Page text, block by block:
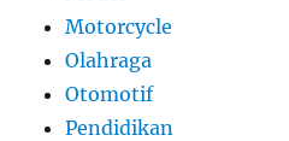
Motorcycle
Olahraga
Otomotif
Pendidikan